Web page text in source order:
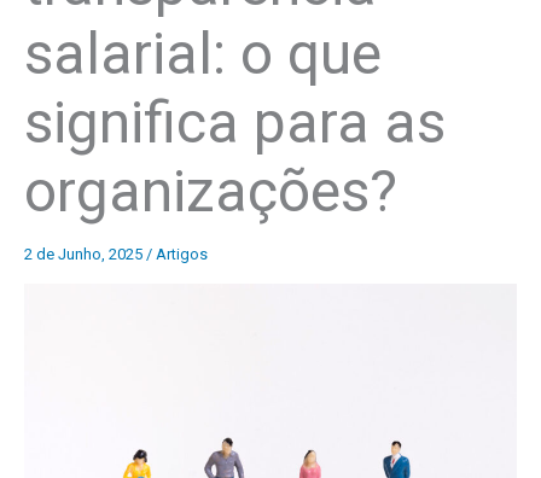
salarial: o que
significa para as
organizações?
2 de Junho, 2025 / Artigos